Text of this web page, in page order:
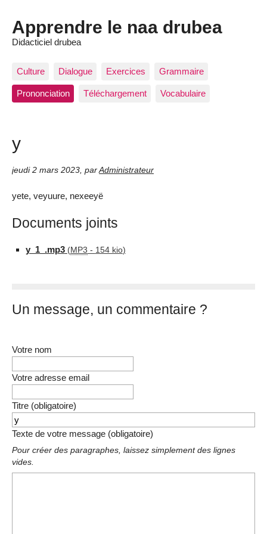
Apprendre le naa drubea
Didacticiel drubea
Culture Dialogue Exercices Grammaire
Prononciation Téléchargement Vocabulaire
y
jeudi 2 mars 2023 par Administrateur
yete, veyuure, nexeeyë
Documents joints
y_1_.mp3 (MP3 - 154 kio)
Un message, un commentaire ?
Votre nom
Votre adresse email
Titre (obligatoire)
Texte de votre message (obligatoire)
Pour créer des paragraphes, laissez simplement des lignes
vides.